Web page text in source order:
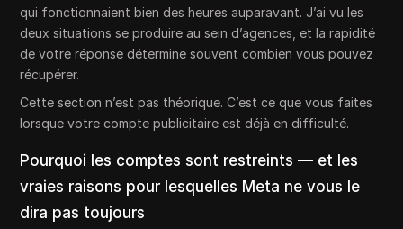
qui fonctionnaient bien des heures auparavant. J’ai vu les
deux situations se produire au sein d’agences, et la rapidité
de votre réponse détermine souvent combien vous pouvez
récupérer.
Cette section n’est pas théorique. C’est ce que vous faites
lorsque votre compte publicitaire est déjà en difficulté.
Pourquoi les comptes sont restreints — et les
vraies raisons pour lesquelles Meta ne vous le
dira pas toujours